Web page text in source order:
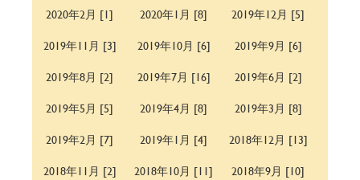
2020年2月 [1]
2020年1月 [8]
2019年12月 [5]
2019年11月 [3]
2019年10月 [6]
2019年9月 [6]
2019年8月 [2]
2019年7月 [16]
2019年6月 [2]
2019年5月 [5]
2019年4月 [8]
2019年3月 [8]
2019年2月 [7]
2019年1月 [4]
2018年12月 [13]
2018年11月 [2]
2018年10月 [11]
2018年9月 [10]